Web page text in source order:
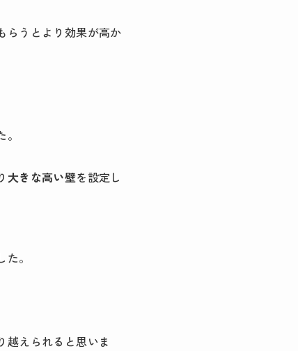
らうとより効果が高か
大きな高い壁を設定し
。
越えられると思いま